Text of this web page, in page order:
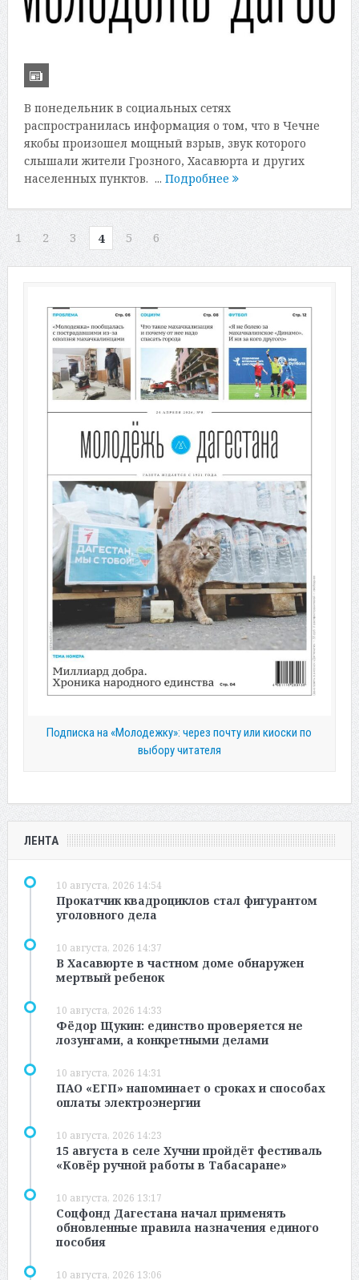
В понедельник в социальных сетях
распространилась информация о том, что в Чечне
якобы произошел мощный взрыв, звук которого
слышали жители Грозного, Хасавюрта и других
населенных пунктов. ... Подробнее
1 2 3 4 5 6
Подписка на «Молодежку»: через почту или киоски по
выбору читателя
ЛЕНТА
10 августа, 2026 14:54
Прокатчик квадроциклов стал фигурантом
уголовного дела
10 августа, 2026 14:37
В Хасавюрте в частном доме обнаружен
мертвый ребенок
10 августа, 2026 14:33
Фёдор Щукин: единство проверяется не
лозунгами, а конкретными делами
10 августа, 2026 14:31
ПАО «ЕГП» напоминает о сроках и способах
оплаты электроэнергии
10 августа, 2026 14:23
15 августа в селе Хучни пройдёт фестиваль
«Ковёр ручной работы в Табасаране»
10 августа, 2026 13:17
Соцфонд Дагестана начал применять
обновленные правила назначения единого
пособия
10 августа, 2026 13:06